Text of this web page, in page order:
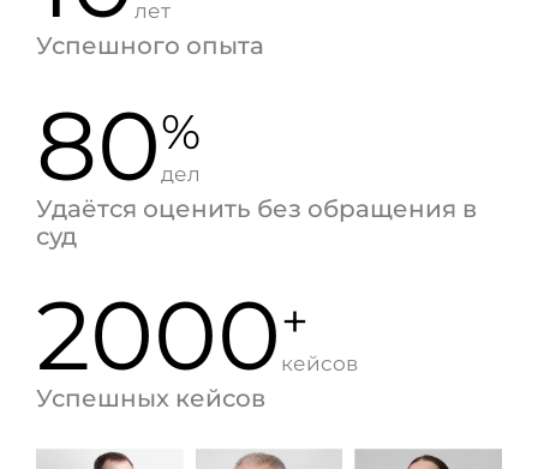
лет
Успешного опыта
80%
дел
Удаётся оценить без обращения в
суд
2000+
кейсов
Успешных кейсов